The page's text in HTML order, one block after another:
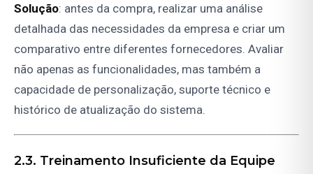
Solução: antes da compra, realizar uma análise
detalhada das necessidades da empresa e criar um
comparativo entre diferentes fornecedores. Avaliar
não apenas as funcionalidades, mas também a
capacidade de personalização, suporte técnico e
histórico de atualização do sistema.
2.3. Treinamento Insuficiente da Equipe